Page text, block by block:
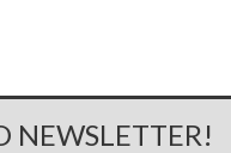
NEWSLETTER!